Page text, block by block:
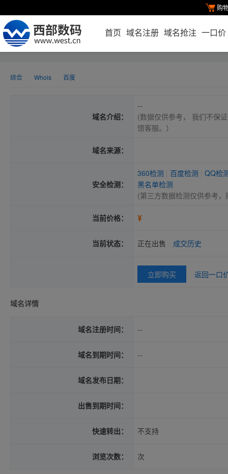
购
首页 域名注册 域名抢注 一口价
综合 Whois 百度
域名介绍：
--
(数据仅供参考， 我们不保
馈客服。）
域名来源：
安全检测：
360检测 百度检测
QQ检
黑名单检测
(第三方数据检测仅供参考
当前价格： ¥
当前状态： 正在出售 成交历史
立即购买 返回一口
域名详情
域名注册时间： --
域名到期时间： --
域名发布日期：
出售到期时间：
快速转出： 不支持
浏览次数： 次